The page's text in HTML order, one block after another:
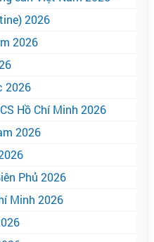
2026
2026
2026
Hồ Chí Minh 2026
2026
Phủ 2026
Minh 2026